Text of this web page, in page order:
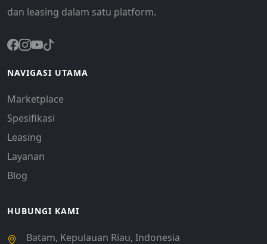
dan leasing dalam satu platform.
NAVIGASI UTAMA
Marketplace
Spesifikasi
Leasing
Layanan
Blog
HUBUNGI KAMI
Batam, Kepulauan Riau, Indonesia